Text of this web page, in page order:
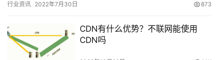
行业资讯 2022年7月30日 873
CDN有什么优势？不联网能使用
CDN吗